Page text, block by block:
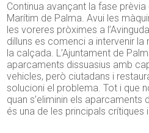
Continua avançant la fase
Marítim de Palma. Avui les
les voreres pròximes a
dilluns es comenci a intervenir
la calçada. L’Ajuntament de
aparcaments dissuasius amb
vehicles, però ciutadans i
solucioni el problema. Tot i que
quan s’eliminin els aparcaments
és una de les principals crítiques